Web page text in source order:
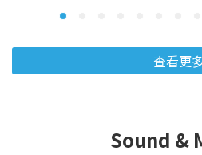
查看更
Sound &